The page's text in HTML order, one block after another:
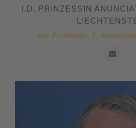
I.D. PRINZESSIN
Vize-Präsidentin, 3.